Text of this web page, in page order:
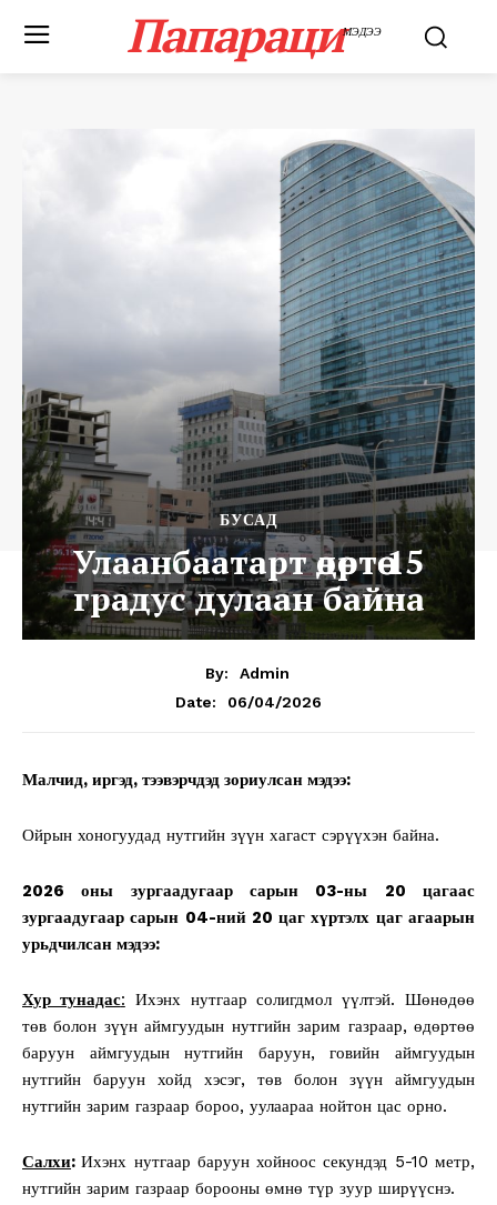
ПапарациМЭДЭЭ
БУСАД
Улаанбаатарт өдөртөө 15
градус дулаан байна
By:
Admin
Date:
06/04/2026
Малчид, иргэд, тээвэрчдэд зориулсан мэдээ:
Ойрын хоногуудад нутгийн зүүн хагаст сэрүүхэн байна.
2026 оны зургаадугаар сарын 03-ны 20 цагаас
зургаадугаар сарын 04-ний 20 цаг хүртэлх цаг агаарын
урьдчилсан мэдээ:
Хур тунадас: Ихэнх нутгаар солигдмол үүлтэй. Шөнөдөө
төв болон зүүн аймгуудын нутгийн зарим газраар, өдөртөө
баруун аймгуудын нутгийн баруун, говийн аймгуудын
нутгийн баруун хойд хэсэг, төв болон зүүн аймгуудын
нутгийн зарим газраар бороо, уулаараа нойтон цас орно.
Салхи:Ихэнх нутгаар баруун хойноос секундэд 5-10 метр,
нутгийн зарим газраар борооны өмнө түр зуур ширүүснэ.